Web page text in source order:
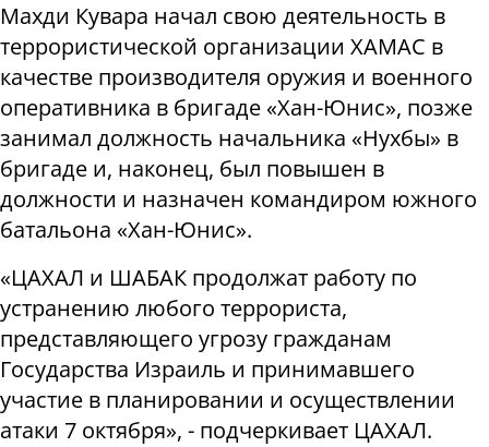
Махди Кувара начал свою деятельность в
террористической организации ХАМАС в
качестве производителя оружия и военного
оперативника в бригаде «Хан-Юнис», позже
занимал должность начальника «Нухбы» в
бригаде и, наконец, был повышен в
должности и назначен командиром южного
батальона «Хан-Юнис».
«ЦАХАЛ и ШАБАК продолжат работу по
устранению любого террориста,
представляющего угрозу гражданам
Государства Израиль и принимавшего
участие в планировании и осуществлении
атаки 7 октября», - подчеркивает ЦАХАЛ.